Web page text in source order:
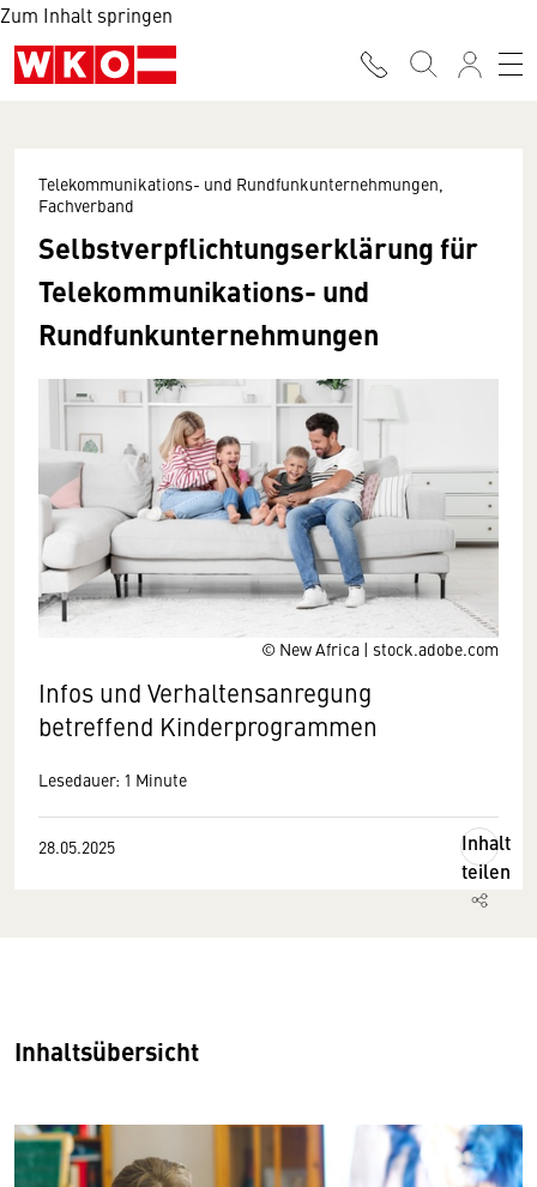
Zum Inhalt springen
© New Africa | stock.adobe.com
Telekommunikations- und Rundfunkunternehmungen,
Fachverband
Selbstverpflichtungserklärung für
Telekommunikations- und
Rundfunkunternehmungen
Infos und Verhaltensanregung
betreffend Kinderprogrammen
Lesedauer: 1 Minute
28.05.2025
Inhalt
teilen
Inhaltsübersicht